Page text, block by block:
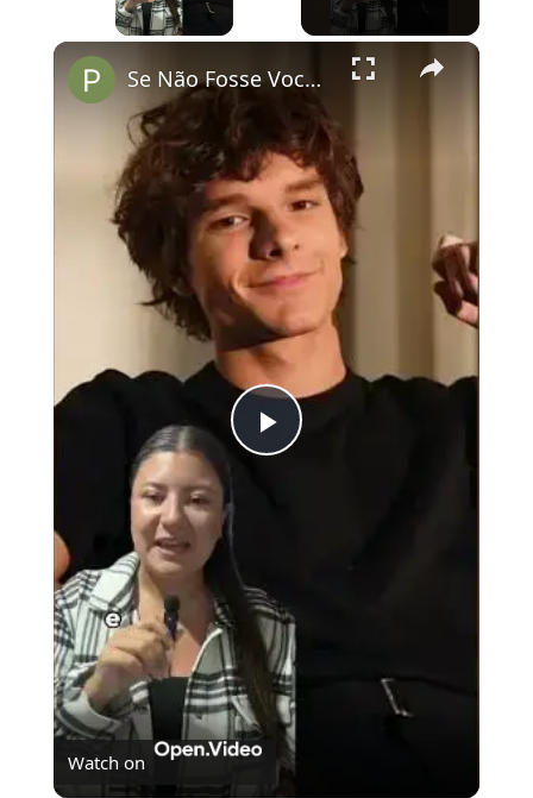
×
Play
Se Não Fosse Você já está em cartaz nos cinemas!
Watch on